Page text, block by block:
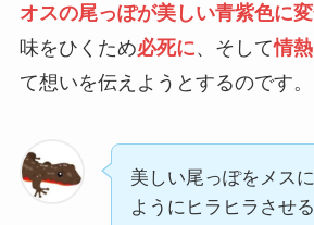
オスの尾っぽが美しい青紫色に
味をひくため必死に、そして情
て想いを伝えようとするのです。
美しい尾っぽをメス
ようにヒラヒラさせ